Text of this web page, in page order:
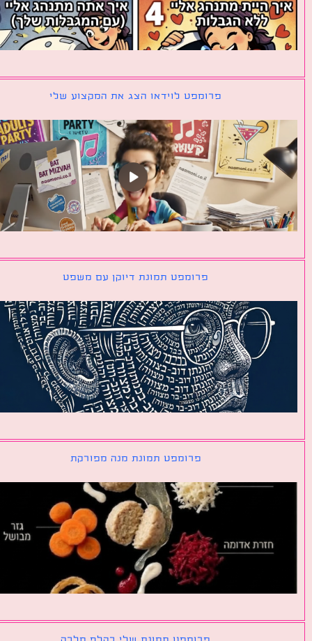
פרומפט לוידאו הצג את המקצוע שלי
פרומפט תמונת דיוקן עם משפט
פרומפט תמונת מנה מפורקת